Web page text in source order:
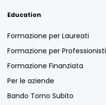
Education
Formazione per Laureati
Formazione per Professionisti
Formazione Finanziata
Per le aziende
Bando Torno Subito